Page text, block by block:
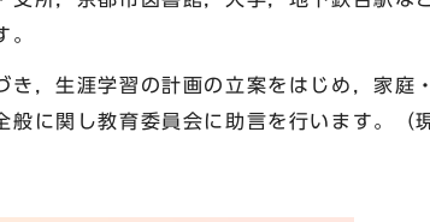
。
生涯学習の計画の立案をはじめ，家庭
に関し教育委員会に助言を行います。（